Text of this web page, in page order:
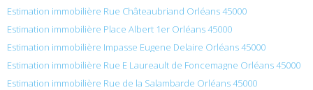
Estimation immobilière Rue Châteaubriand Orléans 45000
Estimation immobilière Place Albert 1er Orléans 45000
Estimation immobilière Impasse Eugene Delaire Orléans 45000
Estimation immobilière Rue E Laureault de Foncemagne Orléans 45000
Estimation immobilière Rue de la Salambarde Orléans 45000